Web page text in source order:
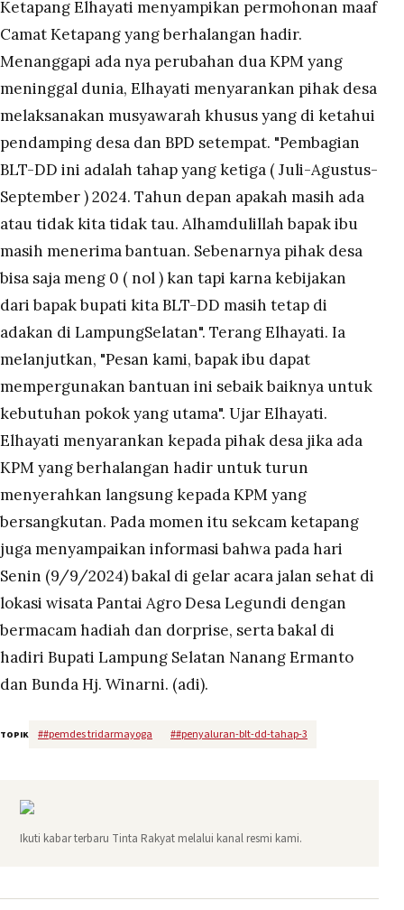
Ketapang Elhayati menyampikan permohonan maaf
Camat Ketapang yang berhalangan hadir.
Menanggapi ada nya perubahan dua KPM yang
meninggal dunia, Elhayati menyarankan pihak desa
melaksanakan musyawarah khusus yang di ketahui
pendamping desa dan BPD setempat. "Pembagian
BLT-DD ini adalah tahap yang ketiga ( Juli-Agustus-
September ) 2024. Tahun depan apakah masih ada
atau tidak kita tidak tau. Alhamdulillah bapak ibu
masih menerima bantuan. Sebenarnya pihak desa
bisa saja meng 0 ( nol ) kan tapi karna kebijakan
dari bapak bupati kita BLT-DD masih tetap di
adakan di LampungSelatan". Terang Elhayati. Ia
melanjutkan, "Pesan kami, bapak ibu dapat
mempergunakan bantuan ini sebaik baiknya untuk
kebutuhan pokok yang utama". Ujar Elhayati.
Elhayati menyarankan kepada pihak desa jika ada
KPM yang berhalangan hadir untuk turun
menyerahkan langsung kepada KPM yang
bersangkutan. Pada momen itu sekcam ketapang
juga menyampaikan informasi bahwa pada hari
Senin (9/9/2024) bakal di gelar acara jalan sehat di
lokasi wisata Pantai Agro Desa Legundi dengan
bermacam hadiah dan dorprise, serta bakal di
hadiri Bupati Lampung Selatan Nanang Ermanto
dan Bunda Hj. Winarni. (adi).
TOPIK ##pemdes tridarmayoga ##penyaluran-blt-dd-tahap-3
Ikuti kabar terbaru Tinta Rakyat melalui kanal resmi kami.